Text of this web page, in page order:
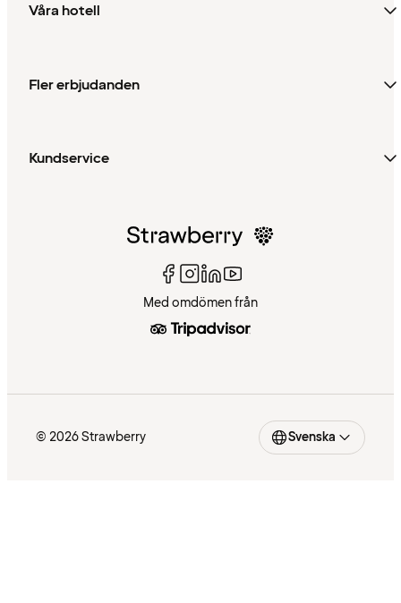
Våra hotell
Fler erbjudanden
Kundservice
Med omdömen från
© 2026 Strawberry Svenska